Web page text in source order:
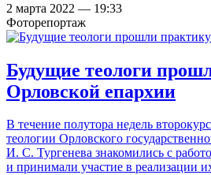
2 марта 2022 — 19:33
Фоторепортаж
Будущие теологи
Орловской епархии
В течение полутора недель
теологии Орловского
И. С. Тургенева знакомились с
и принимали участие в реализации